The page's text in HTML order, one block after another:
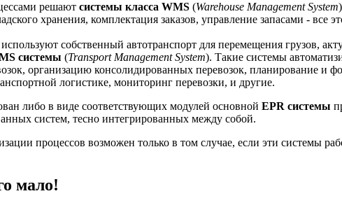
решают системы класса WMS (Warehouse Management System
хранения, комплектация заказов, управление запасами - все
собственный автотранспорт для перемещения грузов,
системы (Transport Management System). Такие системы
организацию консолидированных перевозок, планирование и
логистике, мониторинг перевозки, и другие.
либо в виде соответствующих модулей основной EPR системы
систем, тесно интегрированных между собой.
процессов возможен только в том случае, если эти системы
мало!